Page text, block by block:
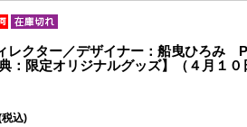
レクター／デザイナー：船曳ひろみ
：限定オリジナルグッズ】（４月１０
税込)